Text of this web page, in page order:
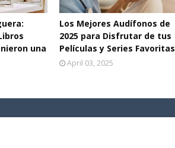
una
Los Mejores Audífonos de
2025 para Disfrutar de tus
Películas y Series Favoritas
April 03, 2025